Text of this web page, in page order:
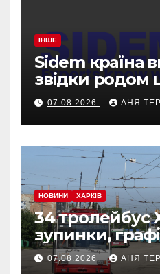
ІНШЕ
Sidem країна
звідки родом
07.08.2026 АНЯ
НОВИНИ ХАРКІВ
34 тролейбус
зупинки,
07.08.2026 АНЯ